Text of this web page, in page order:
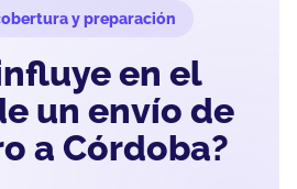
y preparación
en el
un envío de
a Córdoba?